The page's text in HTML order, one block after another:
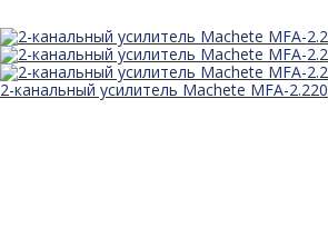
2-канальный усилитель Machete MFA-2.220